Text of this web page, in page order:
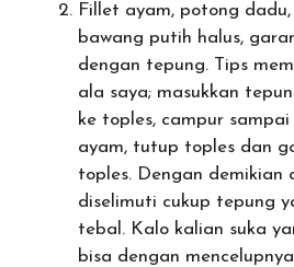
Fillet ayam, potong
bawang putih halus,
dengan tepung. Tips
ala saya; masukkan
ke toples, campur
ayam, tutup toples dan
toples. Dengan demikian
diselimuti cukup tepung
tebal. Kalo kalian suka
bisa dengan